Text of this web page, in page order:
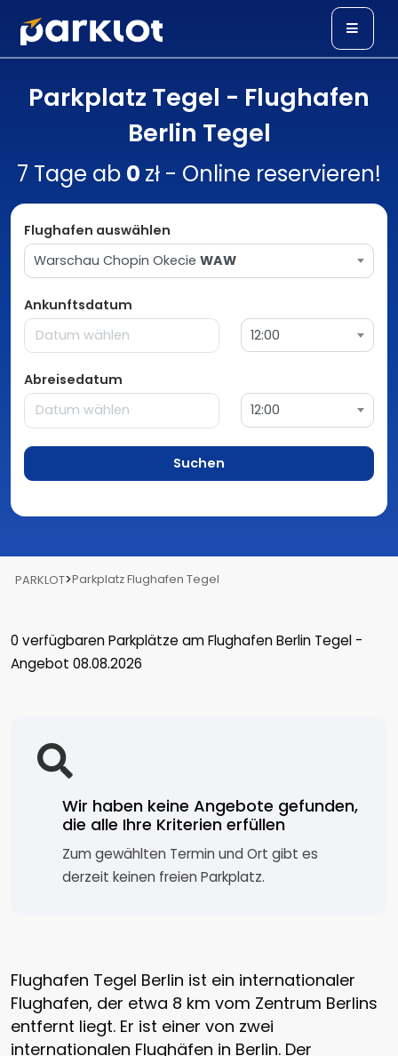
Parkplatz Tegel - Flughafen
Berlin Tegel
7 Tage ab 0 zł - Online reservieren!
Flughafen auswählen
Warschau Chopin Okecie WAW
Ankunftsdatum
12:00
Abreisedatum
12:00
Suchen
PARKLOT>Parkplatz Flughafen Tegel
0 verfügbaren Parkplätze am Flughafen Berlin Tegel -
Angebot 08.08.2026
Wir haben keine Angebote gefunden,
die alle Ihre Kriterien erfüllen
Zum gewählten Termin und Ort gibt es
derzeit keinen freien Parkplatz.
Flughafen Tegel Berlin ist ein internationaler
Flughafen, der etwa 8 km vom Zentrum Berlins
entfernt liegt. Er ist einer von zwei
internationalen Flughäfen in Berlin. Der